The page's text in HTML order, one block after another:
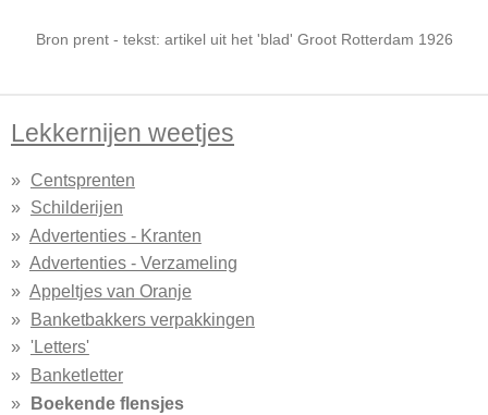
Bron prent - tekst: artikel uit het 'blad' Groot Rotterdam 1926
Lekkernijen weetjes
Centsprenten
Schilderijen
Advertenties - Kranten
Advertenties - Verzameling
Appeltjes van Oranje
Banketbakkers verpakkingen
'Letters'
Banketletter
Boekende flensjes